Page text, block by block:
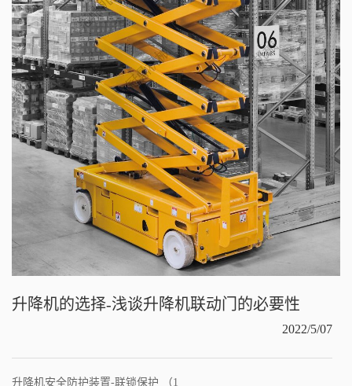
升降机的选择-浅谈升降机联动门的必要性
2022/5/07
升降机安全防护装置-联锁保护 （1